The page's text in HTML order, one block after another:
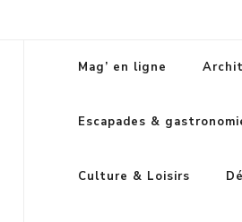
Mag’ en ligne
Escapades &
Culture & Loisirs